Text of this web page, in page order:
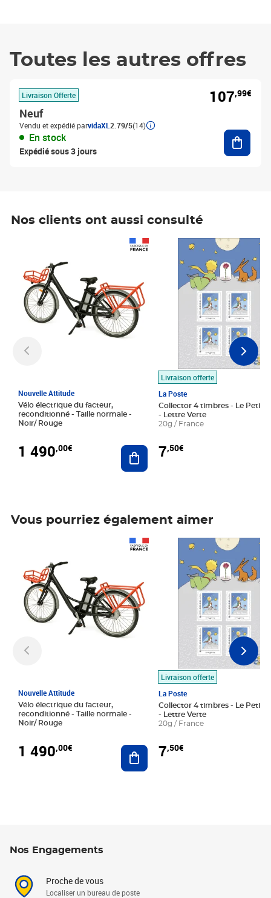
Toutes les autres offres
Livraison Offerte
Neuf
Vendu et expédié parvidaXL 2.79/5(14)
En stock
Expédié sous 3 jours
107,99€
Nos clients ont aussi consulté
Nouvelle Attitude
Vélo électrique du facteur,
reconditionné - Taille normale -
Noir/ Rouge
1 490,00€ Ajouter au panier
Livraison offerte
La Poste
Collector 4 timbres - Le Petit
- Lettre Verte
20g / France
7,50€
Prix 7,50€
Vous pourriez également aimer
Nouvelle Attitude
Vélo électrique du facteur,
reconditionné - Taille normale -
Noir/ Rouge
1 490,00€ Ajouter au panier
Livraison offerte
La Poste
Collector 4 timbres - Le Petit
- Lettre Verte
20g / France
7,50€
Prix 7,50€
Nos Engagements
Proche de vous
Localiser un bureau de poste